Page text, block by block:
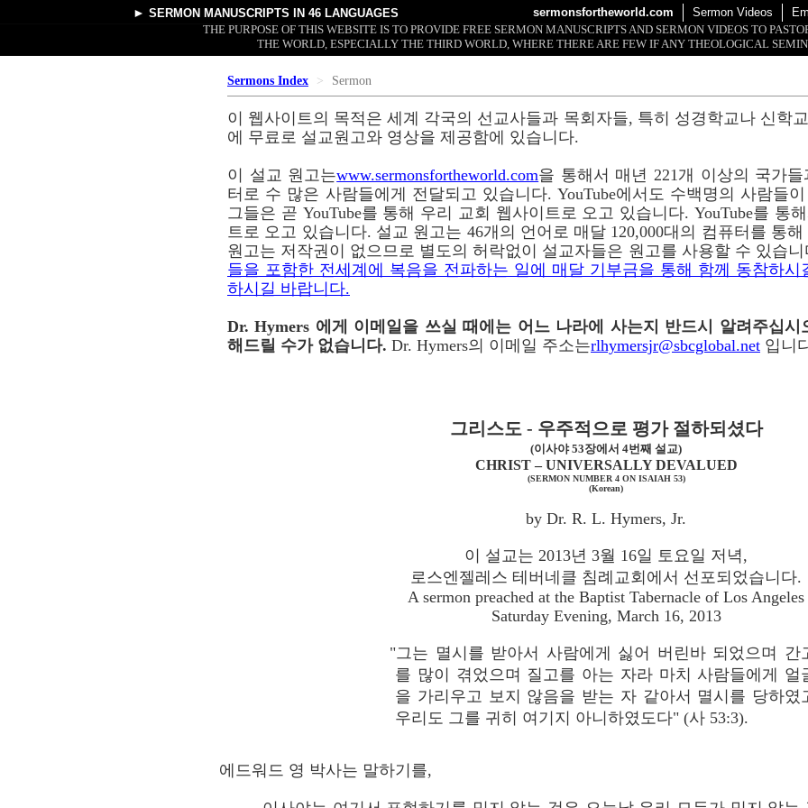
► SERMON MANUSCRIPTS IN 46 LANGUAGES sermonsfortheworld.com Sermon Videos
THE PURPOSE OF THIS WEBSITE IS TO PROVIDE FREE SERMON MANUSCRIPTS AND SERMON VIDEOS TO
THE WORLD, ESPECIALLY THE THIRD WORLD, WHERE THERE ARE FEW IF ANY THEOLOGICAL
Sermons Index Sermon
이 웹사이트의 목적은 세계 각국의 선교사들과 목회자들, 특히 성경학교나 신학
에 무료로 설교원고와 영상을 제공함에 있습니다.
이 설교 원고는www.sermonsfortheworld.com을 통해서 매년 221개 이상의 국가들
터로 수 많은 사람들에게 전달되고 있습니다. YouTube에서도 수백명의 사람들
그들은 곧 YouTube를 통해 우리 교회 웹사이트로 오고 있습니다. YouTube를 통
트로 오고 있습니다. 설교 원고는 46개의 언어로 매달 120,000대의 컴퓨터를 통
원고는 저작권이 없으므로 별도의 허락없이 설교자들은 원고를 사용할 수 있습니
들을 포함한 전세계에 복음을 전파하는 일에 매달 기부금을 통해 함께 동참하시
하시길 바랍니다.
Dr. Hymers 에게 이메일을 쓰실 때에는 어느 나라에 사는지 반드시 알려주십시
해드릴 수가 없습니다. Dr. Hymers의 이메일 주소는rlhymersjr@sbcglobal.net 입니
그리스도 - 우주적으로 평가 절하되셨다
(이사야 53장에서 4번째 설교)
CHRIST – UNIVERSALLY DEVALUED
(SERMON NUMBER 4 ON ISAIAH 53)
(Korean)
by Dr. R. L. Hymers, Jr.
이 설교는 2013년 3월 16일 토요일 저녁,
로스엔젤레스 테버네클 침례교회에서 선포되었습니다.
A sermon preached at the Baptist Tabernacle of Los Angeles
Saturday Evening, March 16, 2013
"그는 멸시를 받아서 사람에게 싫어 버린바 되었으며 간
를 많이 겪었으며 질고를 아는 자라 마치 사람들에게 얼
을 가리우고 보지 않음을 받는 자 같아서 멸시를 당하였
우리도 그를 귀히 여기지 아니하였도다" (사 53:3).
에드워드 영 박사는 말하기를,